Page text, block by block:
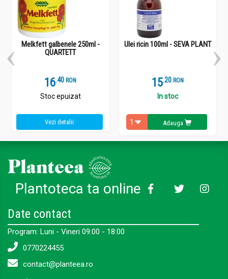
Melkfett galbenele 250ml -
QUARTETT
16.4 RON
Stoc epuizat
Vezi detalii
Ulei ricin 100ml - SEVA PLANT
15.2 RON
In stoc
Adauga
Plantoteca ta online
Date contact
Program: Luni - Vineri 09:00 - 18:00
0770224455
contact@planteea.ro